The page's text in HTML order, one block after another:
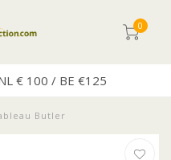
0
€ 100 / BE €125
Butler